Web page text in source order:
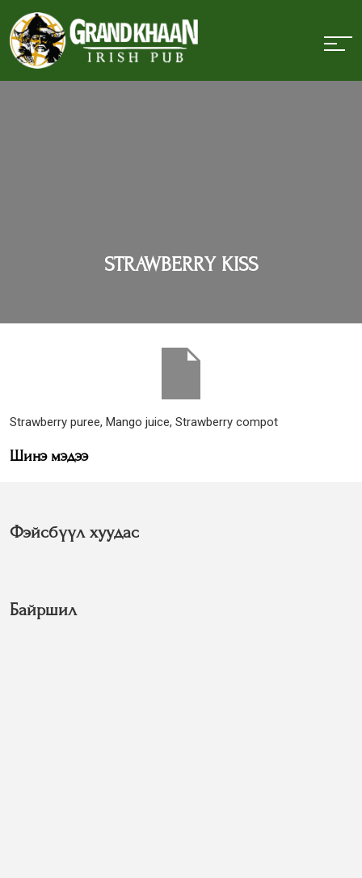
STRAWBERRY KISS
Strawberry puree, Mango juice, Strawberry compot
Шинэ мэдээ
Фэйсбүүл хуудас
Байршил